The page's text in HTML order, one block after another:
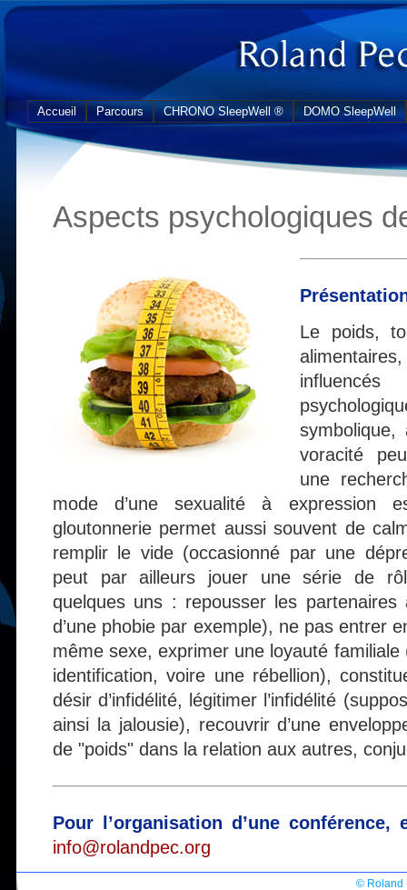
Accueil Parcours CHRONO SleepWell ® DOMO SleepWell
Aspects psychologiques
Le poids,
voracité
une
mode d’une sexualité à expression
gloutonnerie permet aussi souvent de
remplir le vide (occasionné par une
peut par ailleurs jouer une série de
quelques uns : repousser les
d’une phobie par exemple), ne pas entrer
même sexe, exprimer une loyauté familiale
identification, voire une rébellion),
désir d’infidélité, légitimer l’infidélité
ainsi la jalousie), recouvrir d’une
de "poids" dans la relation aux autres,
Pour l’organisation d’une conférence,
info@rolandpec.org
© Roland